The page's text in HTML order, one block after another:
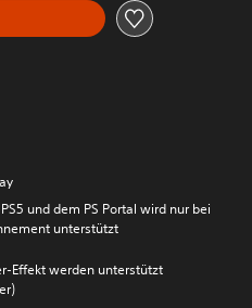
und dem PS Portal wird nur bei
unterstützt
Effekt werden unterstützt